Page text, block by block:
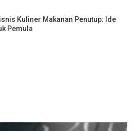
Kuliner Makanan Penutup: Ide
Pemula